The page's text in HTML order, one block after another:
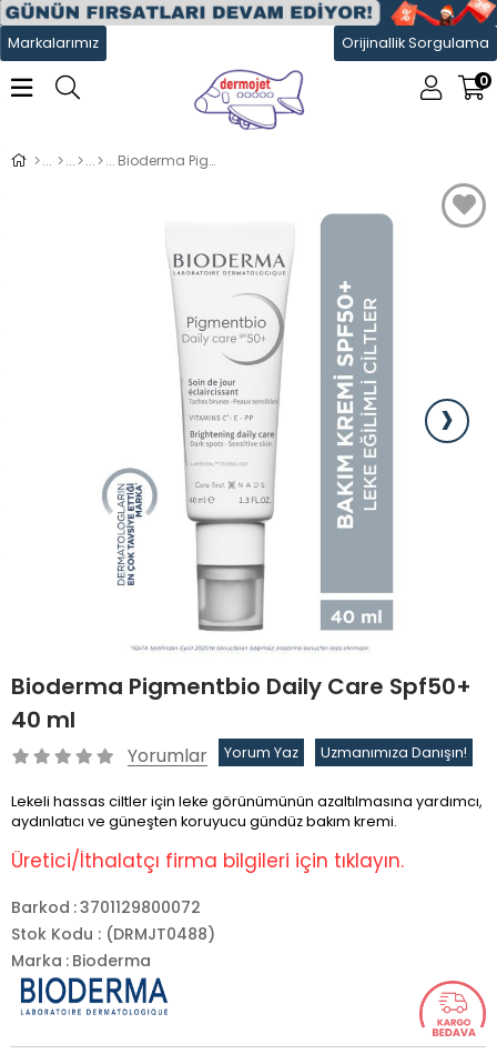
Markalarımız
Orijinallik Sorgulama
0
Bioderma Pigmentbio Daily Care Spf50+ 40 ml
›
Bioderma Pigmentbio Daily Care Spf50+
40 ml
Yorumlar Yorum Yaz Uzmanımıza Danışın!
Lekeli hassas ciltler için leke görünümünün azaltılmasına yardımcı,
aydınlatıcı ve güneşten koruyucu gündüz bakım kremi.
Üretici/İthalatçı firma bilgileri için tıklayın.
Barkod :3701129800072
Stok Kodu
(DRMJT0488)
Marka : Bioderma